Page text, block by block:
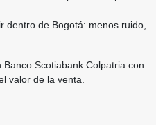
de Bogotá: menos ruido,
Scotiabank Colpatria con
valor de la venta.